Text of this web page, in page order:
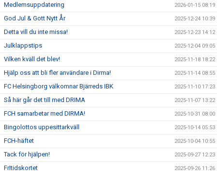
Medlemsuppdatering 2026-01-15 08:19
God Jul & Gott Nytt År 2025-12-24 10:39
Detta vill du inte missa! 2025-12-23 14:12
Julklappstips 2025-12-04 09:05
Vilken kväll det blev! 2025-11-18 18:22
Hjälp oss att bli fler användare i Dirma! 2025-11-14 08:55
FC Helsingborg välkomnar Bjärreds IBK 2025-11-10 17:23
Så här går det till med DRIMA 2025-11-07 13:22
FCH samarbetar med DIRMA! 2025-10-31 08:00
Bingolottos uppesittarkväll 2025-10-14 05:53
FCH-häftet 2025-10-04 10:55
Tack för hjälpen! 2025-09-27 12:23
FrItidskortet 2025-09-26 11:26